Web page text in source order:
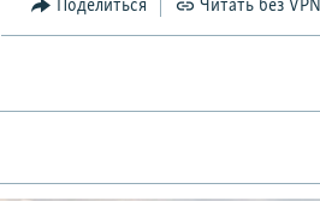
Поделиться Читать без VPN